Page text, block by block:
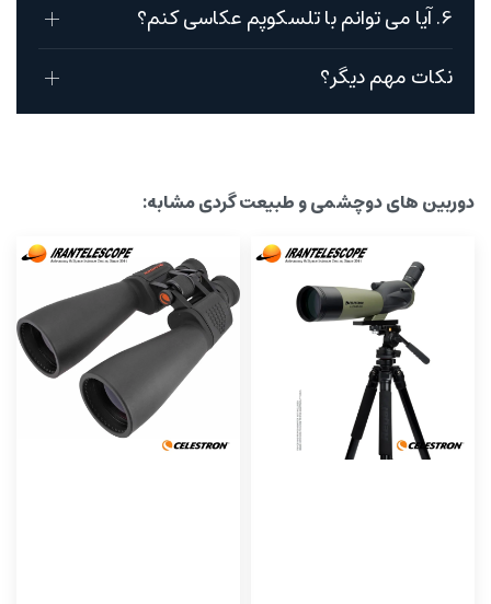
6. آیا می توانم با تلسکوپم عکاسی کنم؟
نکات مهم دیگر؟
دوربین های دوچشمی و طبیعت گردی مشابه: